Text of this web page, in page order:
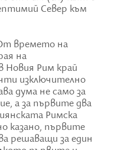
Север към
времето на
на
Новия Рим край
изключително
дума не само за
а за първите два
Римска
казано, първите
решаващи за един